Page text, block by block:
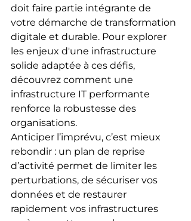
doit faire partie intégrante de
votre démarche de transformation
digitale et durable. Pour explorer
les enjeux d'une infrastructure
solide adaptée à ces défis,
découvrez comment une
infrastructure IT performante
renforce la robustesse des
organisations.
Anticiper l’imprévu, c’est mieux
rebondir : un plan de reprise
d’activité permet de limiter les
perturbations, de sécuriser vos
données et de restaurer
rapidement vos infrastructures